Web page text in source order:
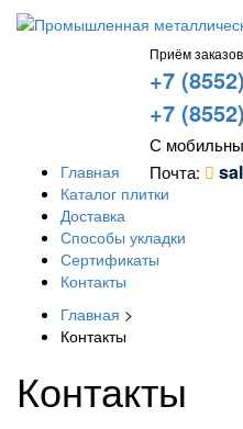
Приём
+7
+7
С
Почта:
Главная
Каталог плитки
Доставка
Способы укладки
Сертификаты
Контакты
Главная >
Контакты
Контакты